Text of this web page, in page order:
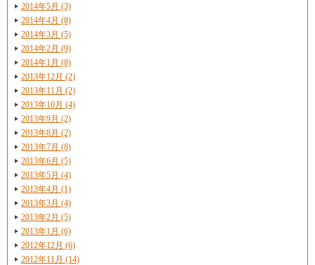
2014年5月 (3)
2014年4月 (8)
2014年3月 (5)
2014年2月 (9)
2014年1月 (8)
2013年12月 (2)
2013年11月 (2)
2013年10月 (4)
2013年9月 (2)
2013年8月 (2)
2013年7月 (8)
2013年6月 (5)
2013年5月 (4)
2013年4月 (1)
2013年3月 (4)
2013年2月 (5)
2013年1月 (6)
2012年12月 (6)
2012年11月 (14)